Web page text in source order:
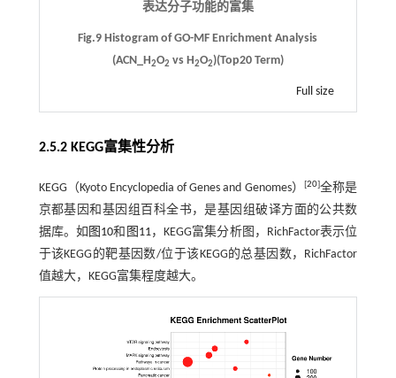
表达分子功能的富集
Fig.9 Histogram of GO-MF Enrichment Analysis
(ACN_H2O2 vs H2O2)(Top20 Term)
Full size
2.5.2 KEGG富集性分析
KEGG（Kyoto Encyclopedia of Genes and Genomes） [20]全称是
京都基因和基因组百科全书，是基因组破译方面的公共数
据库。如 图10和 图11，KEGG富集分析图，RichFactor表示位
于该KEGG的靶基因数/位于该KEGG的总基因数，RichFactor
值越大，KEGG富集程度越大。